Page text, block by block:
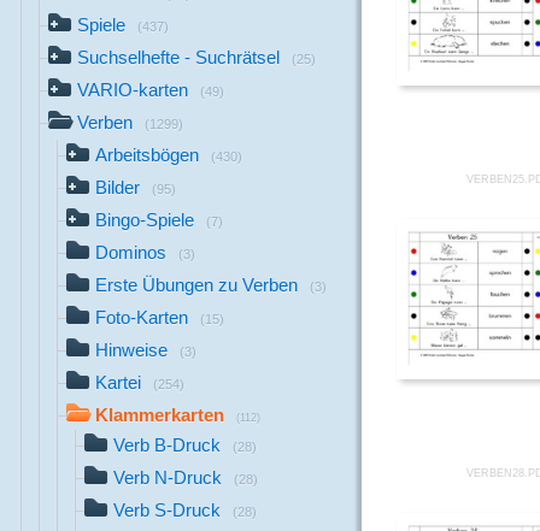
Spiele (437)
Suchselhefte - Suchrätsel (25)
VARIO-karten (49)
Verben (1299)
Arbeitsbögen (430)
Bilder (95)
Bingo-Spiele (7)
Dominos (3)
Erste Übungen zu Verben (3)
Foto-Karten (15)
Hinweise (3)
Kartei (254)
Klammerkarten (112)
Verb B-Druck (28)
Verb N-Druck (28)
Verb S-Druck (28)